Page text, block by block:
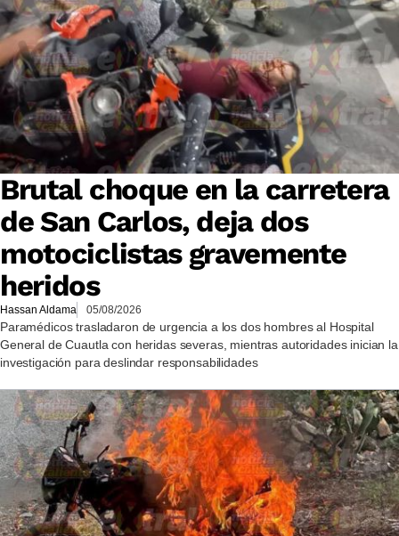
Brutal choque en la carretera
de San Carlos, deja dos
motociclistas gravemente
heridos
Hassan Aldama 05/08/2026
Paramédicos trasladaron de urgencia a los dos hombres al Hospital
General de Cuautla con heridas severas, mientras autoridades inician la
investigación para deslindar responsabilidades